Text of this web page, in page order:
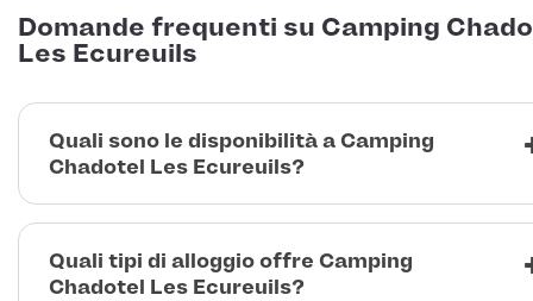
Domande frequenti su Camping
Les Ecureuils
Quali sono le disponibilità a Camping
Chadotel Les Ecureuils?
Quali tipi di alloggio offre Camping
Chadotel Les Ecureuils?